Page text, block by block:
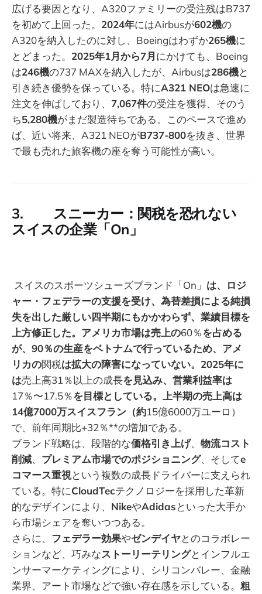
広げる要因となり、A320ファミリーの受注残はB737
を初めて上回った。 2024年にはAirbusが602機の
A320を納入したのに対し、Boeingはわずか265機に
とどまった。 2025年1月から7月にかけても、Boeing
は246機の737 MAXを納入したが、Airbusは286機と
引き続き優勢を保っている。特にA321 NEOは急速に
注文を伸ばしており、 7,067件の受注を獲得、そのう
ち5,280機がまだ製造待ちである。このペースで進め
ば、近い将来、A321 NEOがB737-800を抜き、世界
で最も売れた旅客機の座を奪う可能性が高い。
3. スニーカー：関税を恐れない
スイスの企業「On」
スイスのスポーツシューズブランド「On」 は、ロジ
ャー・フェデラーの支援を受け、為替差損による純損
失を出した厳しい四半期にもかかわらず、業績目標を
上方修正した。アメリカ市場は売上の60％を占める
が、90％の生産をベトナムで行っているため、アメ
リカの関税は拡大の障害になっていない。2025年に
は売上高31％以上の成長を見込み、営業利益率は
17％〜17.5％を目標としている。上半期の売上高は
14億7000万スイスフラン（約15億6000万ユーロ）
で、前年同期比+32％**の増加である。
ブランド戦略は、段階的な価格引き上げ、 物流コスト
削減、 プレミアム市場でのポジショニング、そしてe
コマース重視という複数の成長ドライバーに支えられ
ている。特にCloudTecテクノロジーを採用した革新
的なデザインにより、 NikeやAdidasといった大手か
ら市場シェアを奪いつつある。
さらに、 フェデラー効果やゼンデイヤとのコラボレー
ションなど、巧みなストーリーテリングとインフルエ
ンサーマーケティングにより、シリコンバレー、金融
業界、アート市場などで強い存在感を示している。 粗